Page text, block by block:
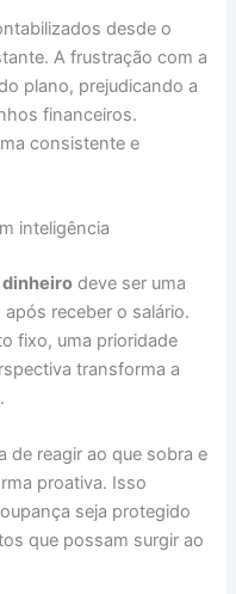
desde o
A frustração com a
plano, prejudicando a
financeiros.
consistente e
inteligência
dinheiro deve ser uma
receber o salário.
fixo, uma prioridade
transforma a
de reagir ao que sobra e
proativa. Isso
seja protegido
que possam surgir ao